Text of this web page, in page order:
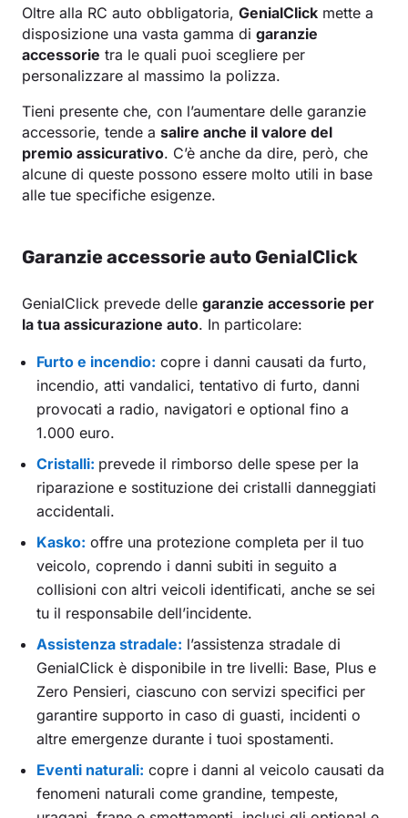
Oltre alla RC auto obbligatoria, GenialClick mette a
disposizione una vasta gamma di garanzie
accessorie tra le quali puoi scegliere per
personalizzare al massimo la polizza.
Tieni presente che, con l’aumentare delle garanzie
accessorie, tende a salire anche il valore del
premio assicurativo. C’è anche da dire, però, che
alcune di queste possono essere molto utili in base
alle tue specifiche esigenze.
Garanzie accessorie auto GenialClick
GenialClick prevede delle garanzie accessorie per
la tua assicurazione auto. In particolare:
Furto e incendio: copre i danni causati da furto,
incendio, atti vandalici, tentativo di furto, danni
provocati a radio, navigatori e optional fino a
1.000 euro.
Cristalli: prevede il rimborso delle spese per la
riparazione e sostituzione dei cristalli danneggiati
accidentali.
Kasko: offre una protezione completa per il tuo
veicolo, coprendo i danni subiti in seguito a
collisioni con altri veicoli identificati, anche se sei
tu il responsabile dell’incidente.
Assistenza stradale: l’assistenza stradale di
GenialClick è disponibile in tre livelli: Base, Plus e
Zero Pensieri, ciascuno con servizi specifici per
garantire supporto in caso di guasti, incidenti o
altre emergenze durante i tuoi spostamenti.
Eventi naturali: copre i danni al veicolo causati da
fenomeni naturali come grandine, tempeste,